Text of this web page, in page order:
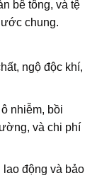
bê tông, và tệ
chung.
ngộ độc khí,
nhiễm, bồi
và chi phí
lao động và bảo